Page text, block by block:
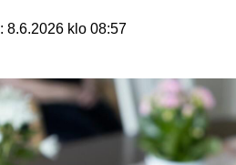
: 8.6.2026 klo 08:57